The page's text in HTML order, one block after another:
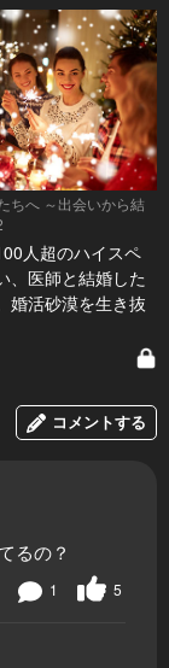
ちへ ～出会いから結
人超のハイスペ
、医師と結婚した
婚活砂漠を生き抜
コメントする
るの？
5
1